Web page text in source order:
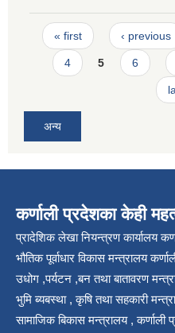
Pages
« first ‹ previous
4 5 6
अन्य
कर्णाली प्रदेशका केही
प्रादेशिक लेखा नियन्त्रण कार्यालय
भौतिक पूर्वाधार विकास मन्त्रालय
उधोग ,पर्यटन ,बन तथा बातावरण
भुमि ब्यबस्था , कृषि तथा सहकारी
सामाजिक बिकास मन्त्रालय , कर्णाली